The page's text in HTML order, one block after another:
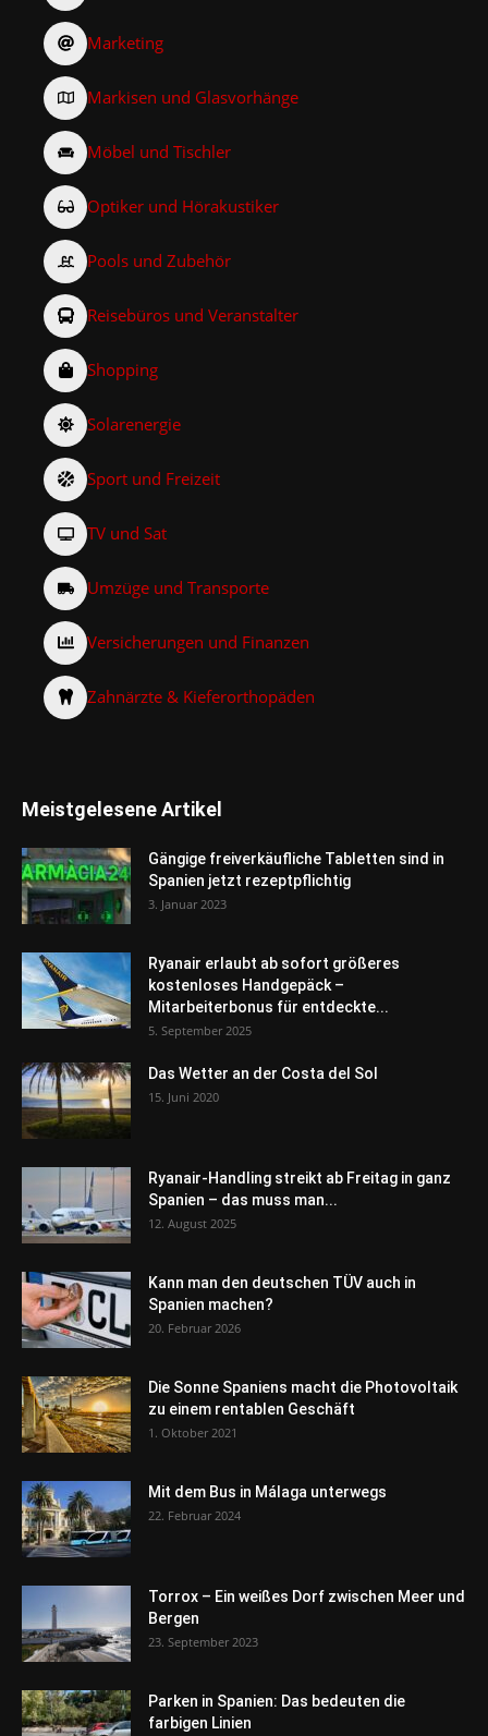
Marketing
Markisen und Glasvorhänge
Möbel und Tischler
Optiker und Hörakustiker
Pools und Zubehör
Reisebüros und Veranstalter
Shopping
Solarenergie
Sport und Freizeit
TV und Sat
Umzüge und Transporte
Versicherungen und Finanzen
Zahnärzte & Kieferorthopäden
Meistgelesene Artikel
Gängige freiverkäufliche Tabletten sind in
Spanien jetzt rezeptpflichtig
3. Januar 2023
Ryanair erlaubt ab sofort größeres
kostenloses Handgepäck –
Mitarbeiterbonus für entdeckte...
5. September 2025
Das Wetter an der Costa del Sol
15. Juni 2020
Ryanair-Handling streikt ab Freitag in ganz
Spanien – das muss man...
12. August 2025
Kann man den deutschen TÜV auch in
Spanien machen?
20. Februar 2026
Die Sonne Spaniens macht die Photovoltaik
zu einem rentablen Geschäft
1. Oktober 2021
Mit dem Bus in Málaga unterwegs
22. Februar 2024
Torrox – Ein weißes Dorf zwischen Meer und
Bergen
23. September 2023
Parken in Spanien: Das bedeuten die
farbigen Linien